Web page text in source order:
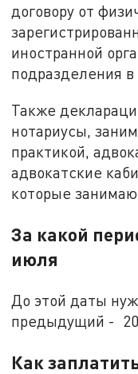
договору от
иностранной
подразделения
Также
нотариусы,
практикой,
адвокатские
которые
За какой
июля
До этой даты
предыдущий -
Как